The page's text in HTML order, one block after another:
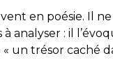
en poésie. Il
analyser : il
un trésor caché